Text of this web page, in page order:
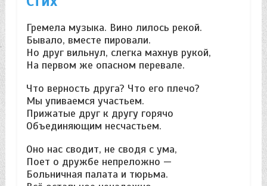
Гремела музыка. Вино лилось рекой.
Бывало, вместе пировали.
Но друг вильнул, слегка махнув рукой,
На первом же опасном перевале.
Что верность друга? Что его плечо?
Мы упиваемся участьем.
Прижатые друг к другу горячо
Объединяющим несчастьем.
Оно нас сводит, не сводя с ума,
Поет о дружбе непреложно —
Больничная палата и тюрьма.